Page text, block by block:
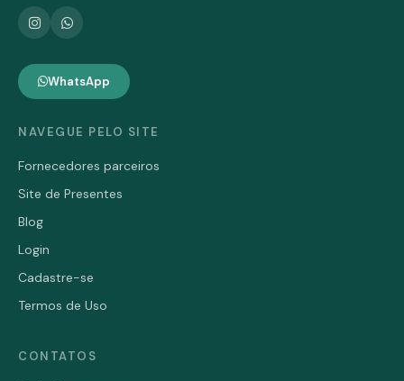
WhatsApp
NAVEGUE PELO SITE
Fornecedores parceiros
Site de Presentes
Blog
Login
Cadastre-se
Termos de Uso
CONTATOS